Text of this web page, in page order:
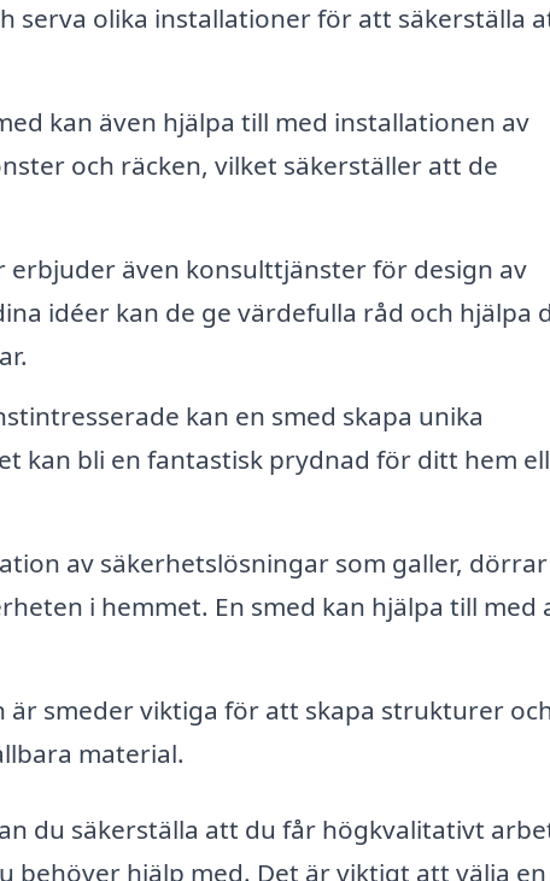
serva olika installationer för att säkerställa
kan även hjälpa till med installationen av
och räcken, vilket säkerställer att de
erbjuder även konsulttjänster för design av
idéer kan de ge värdefulla råd och hjälpa
kan en smed skapa unika
kan bli en fantastisk prydnad för ditt hem
av säkerhetslösningar som galler, dörrar
i hemmet. En smed kan hjälpa till med
smeder viktiga för att skapa strukturer
material.
du säkerställa att du får högkvalitativt
hjälp med. Det är viktigt att välja en